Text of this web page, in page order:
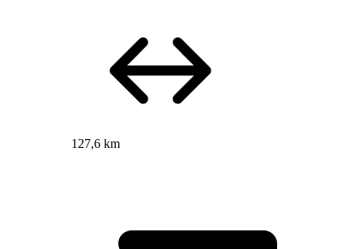
127,6 km